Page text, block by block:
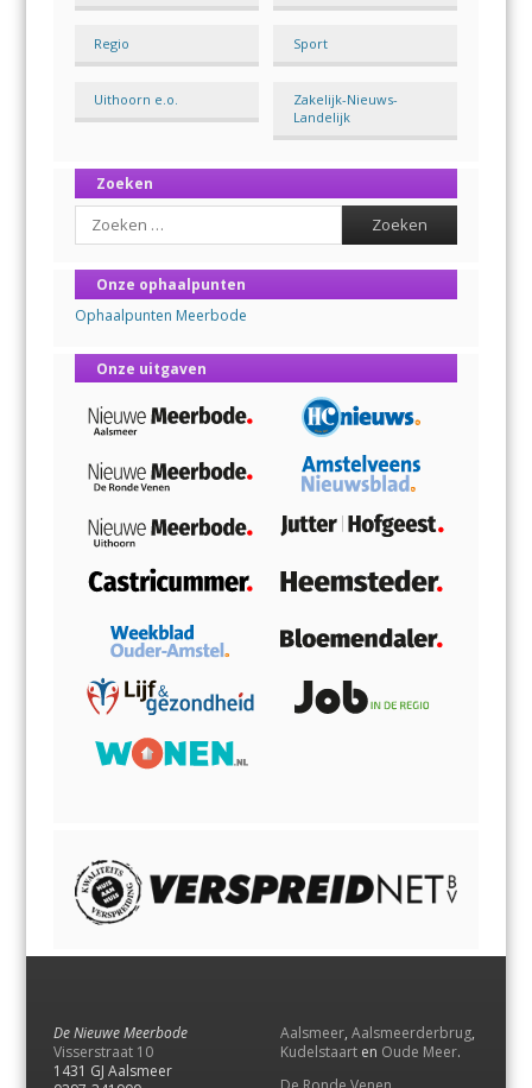
Regio Sport
Uithoorn e.o.
Zakelijk-Nieuws-
Landelijk
Zoeken
Search
Onze ophaalpunten
Ophaalpunten Meerbode
Onze uitgaven
De Nieuwe Meerbode
Visserstraat 10
1431 GJ Aalsmeer
Aalsmeer, Aalsmeerderbrug,
Kudelstaart en Oude Meer.